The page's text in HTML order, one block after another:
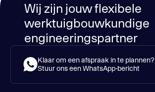
Wij zijn jouw flexibele
werktuigbouwkundige
engineeringspartner
Klaar om een afspraak in te plannen?
Stuur ons een WhatsApp-bericht